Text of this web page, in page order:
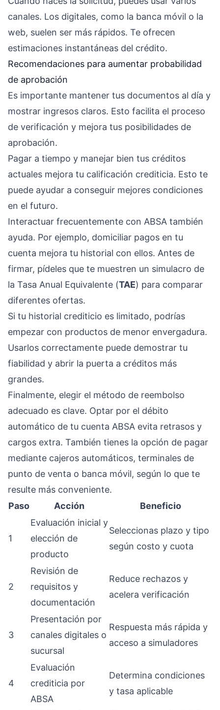
canales. Los digitales, como la banca móvil o la
web, suelen ser más rápidos. Te ofrecen
estimaciones instantáneas del crédito.
Recomendaciones para aumentar probabilidad
de aprobación
Es importante mantener tus documentos al día y
mostrar ingresos claros. Esto facilita el proceso
de verificación y mejora tus posibilidades de
aprobación.
Pagar a tiempo y manejar bien tus créditos
actuales mejora tu calificación crediticia. Esto te
puede ayudar a conseguir mejores condiciones
en el futuro.
Interactuar frecuentemente con ABSA también
ayuda. Por ejemplo, domiciliar pagos en tu
cuenta mejora tu historial con ellos. Antes de
firmar, pídeles que te muestren un simulacro de
la Tasa Anual Equivalente (TAE) para comparar
diferentes ofertas.
Si tu historial crediticio es limitado, podrías
empezar con productos de menor envergadura.
Usarlos correctamente puede demostrar tu
fiabilidad y abrir la puerta a créditos más
grandes.
Finalmente, elegir el método de reembolso
adecuado es clave. Optar por el débito
automático de tu cuenta ABSA evita retrasos y
cargos extra. También tienes la opción de pagar
mediante cajeros automáticos, terminales de
punto de venta o banca móvil, según lo que te
resulte más conveniente.
Paso
Acción Beneficio
1
Evaluación inicial y
elección de
producto
Seleccionas plazo y tipo
según costo y cuota
2
Revisión de
requisitos y
documentación
Reduce rechazos y
acelera verificación
3
Presentación por
canales digitales o
sucursal
Respuesta más rápida y
acceso a simuladores
4
Evaluación
crediticia por
ABSA
Determina condiciones
y tasa aplicable